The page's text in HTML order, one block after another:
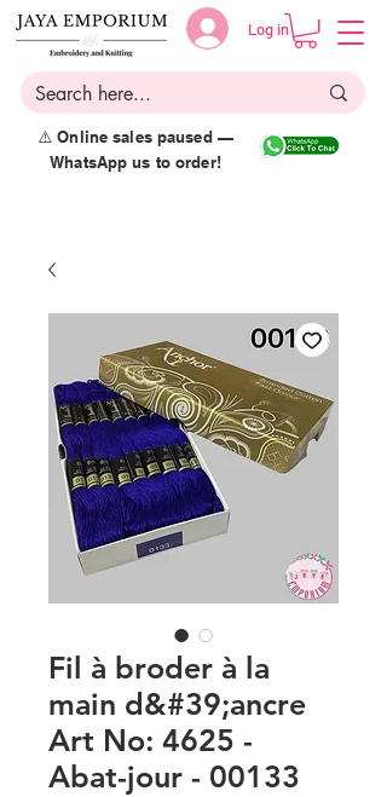
Log in
⚠️ Online sales paused —
WhatsApp us to order!
Fil à broder à la
main d&#39;ancre
Art No: 4625 -
Abat-jour - 00133